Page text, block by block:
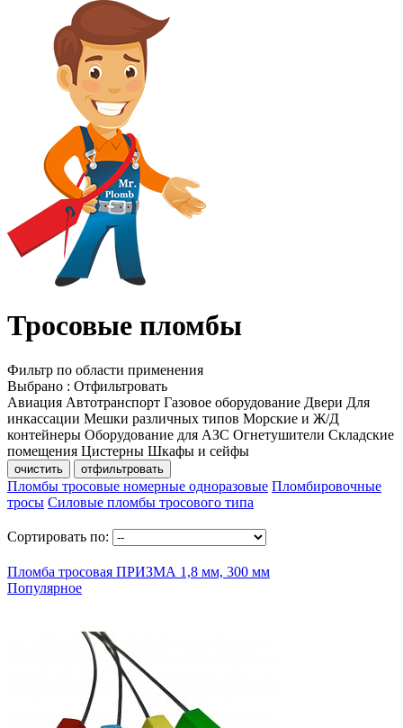
Тросовые пломбы
Фильтр по области применения
Выбрано : Отфильтровать
Авиация Автотранспорт Газовое оборудование Двери Для
инкассации Мешки различных типов Морские и Ж/Д
контейнеры Оборудование для АЗС Огнетушители Складские
помещения Цистерны Шкафы и сейфы
очистить отфильтровать
Пломбы тросовые номерные одноразовые Пломбировочные
тросы Силовые пломбы тросового типа
Сортировать по:
Пломба тросовая ПРИЗМА 1,8 мм, 300 мм
Популярное